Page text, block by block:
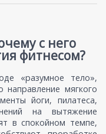
с него
фитнесом?
«разумное тело»,
мягкого
йоги, пилатеса,
на вытяжение
в спокойном темпе,